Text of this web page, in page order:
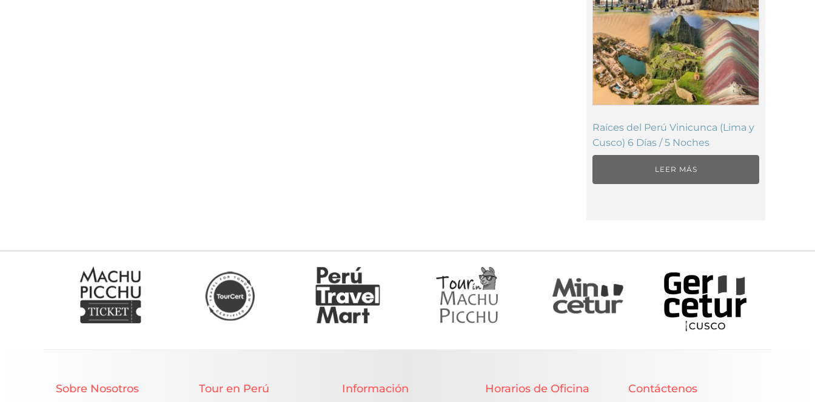
Raíces del Perú Vinicunca (Lima y
Cusco) 6 Días / 5 Noches
LEER MÁS
Sobre Nosotros Tour en Perú Información Horarios de Oficina Contáctenos